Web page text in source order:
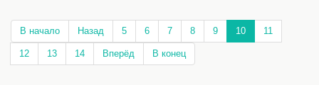
В начало Назад 5 6 7 8 9 10 11
12 13 14 Вперёд В конец